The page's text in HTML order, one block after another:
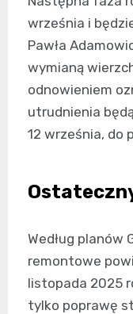
września i
Pawła
wymianą
odnowieniem
utrudnienia
12 września, do
Według planów
remontowe
listopada 2025
tylko poprawę